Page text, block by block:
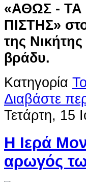
«ΑΘΩΣ -
ΠΙΣΤΗΣ»
της Νικήτης
βράδυ.
Κατηγορία
Διαβάστε
Τετάρτη, 15
Η Ιερά
αρωγός